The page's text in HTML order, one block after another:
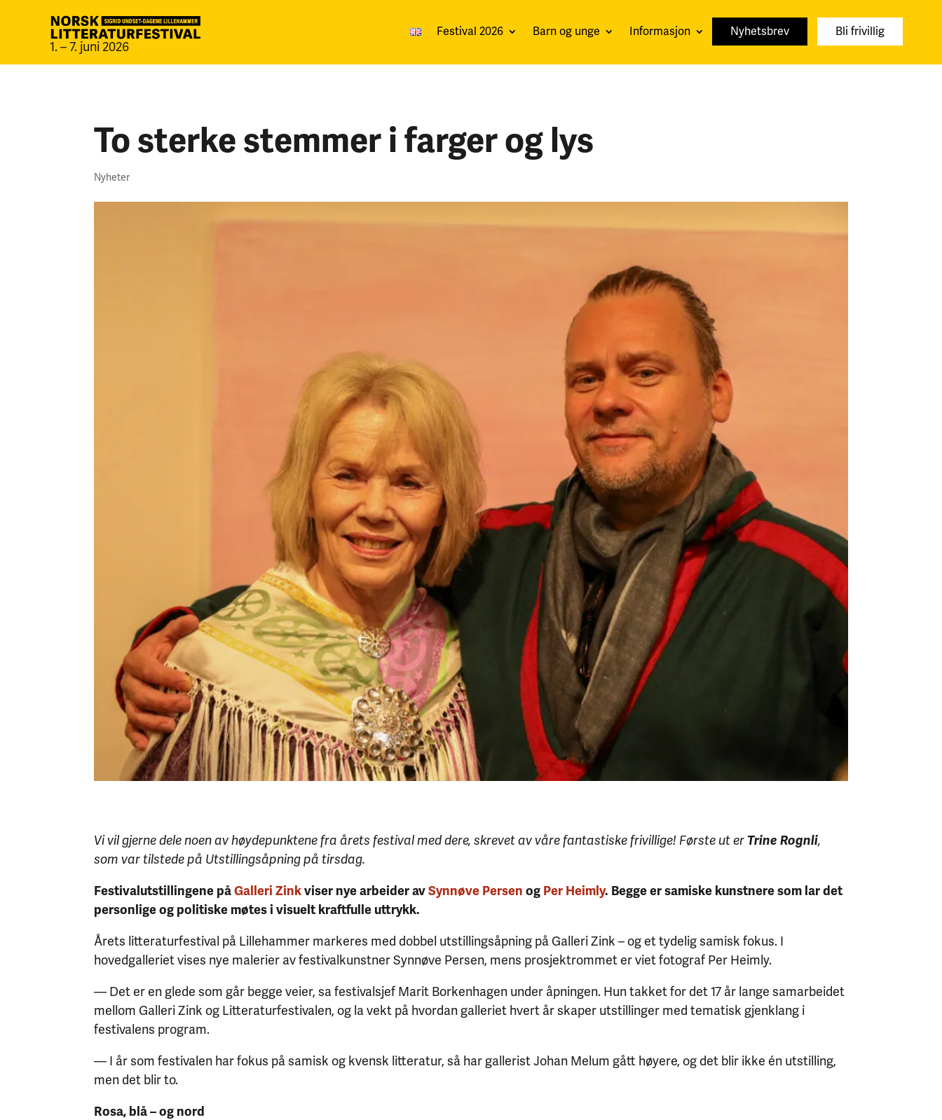
1. – 7. juni 2026
Festival 2026 Barn og unge Informasjon Nyhetsbrev Bli frivillig
To sterke stemmer i farger og lys
Nyheter
Vi vil gjerne dele noen av høydepunktene fra årets festival med dere, skrevet av våre fantastiske frivillige! Første ut erTrine Rognli,
som var tilstede på Utstillingsåpning på tirsdag.
Festivalutstillingene påGalleri Zinkviser nye arbeider avSynnøve Persen og Per Heimly. Begge er samiske kunstnere som lar det
personlige og politiske møtes i visuelt kraftfulle uttrykk.
Årets litteraturfestival på Lillehammer markeres med dobbel utstillingsåpning på Galleri Zink – og et tydelig samisk fokus. I
hovedgalleriet vises nye malerier av festivalkunstner Synnøve Persen, mens prosjektrommet er viet fotograf Per Heimly.
— Det er en glede som går begge veier, sa festivalsjef Marit Borkenhagen under åpningen. Hun takket for det 17 år lange samarbeidet
mellom Galleri Zink og Litteraturfestivalen, og la vekt på hvordan galleriet hvert år skaper utstillinger med tematisk gjenklang i
festivalens program.
— I år som festivalen har fokus på samisk og kvensk litteratur, så har gallerist Johan Melum gått høyere, og det blir ikke én utstilling,
men det blir to.
Rosa, blå – og nord